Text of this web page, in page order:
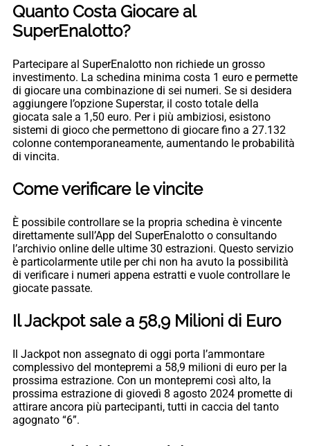
Quanto Costa Giocare al
SuperEnalotto?
Partecipare al SuperEnalotto non richiede un grosso
investimento. La schedina minima costa 1 euro e permette
di giocare una combinazione di sei numeri. Se si desidera
aggiungere l’opzione Superstar, il costo totale della
giocata sale a 1,50 euro. Per i più ambiziosi, esistono
sistemi di gioco che permettono di giocare fino a 27.132
colonne contemporaneamente, aumentando le probabilità
di vincita.
Come verificare le vincite
È possibile controllare se la propria schedina è vincente
direttamente sull’App del SuperEnalotto o consultando
l’archivio online delle ultime 30 estrazioni. Questo servizio
è particolarmente utile per chi non ha avuto la possibilità
di verificare i numeri appena estratti e vuole controllare le
giocate passate.
Il Jackpot sale a 58,9 Milioni di Euro
Il Jackpot non assegnato di oggi porta l’ammontare
complessivo del montepremi a 58,9 milioni di euro per la
prossima estrazione. Con un montepremi così alto, la
prossima estrazione di giovedì 8 agosto 2024 promette di
attirare ancora più partecipanti, tutti in caccia del tanto
agognato “6”.